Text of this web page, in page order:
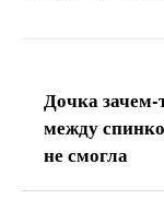
Дочка зачем-
между
не смогла